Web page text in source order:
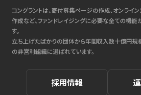
コングラントは、寄付募集ページの作成、オンライ
作成など、ファンドレイジングに必要な全ての機能
す。
立ち上げたばかりの団体から年間収入数十億円規
の非営利組織に選ばれています。
採用情報